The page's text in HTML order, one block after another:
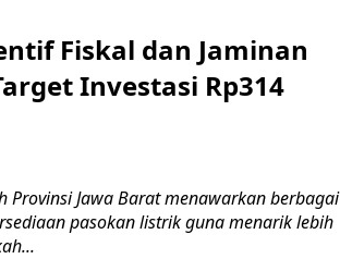
Fiskal dan Jaminan
Investasi Rp314
Provinsi Jawa Barat menawarkan berbagai
pasokan listrik guna menarik lebih